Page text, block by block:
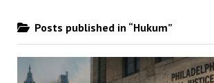
Posts published in “Hukum”